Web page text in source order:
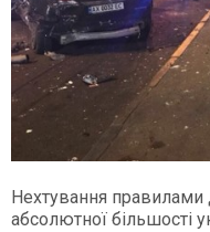
Нехтування
абсолютної більшості